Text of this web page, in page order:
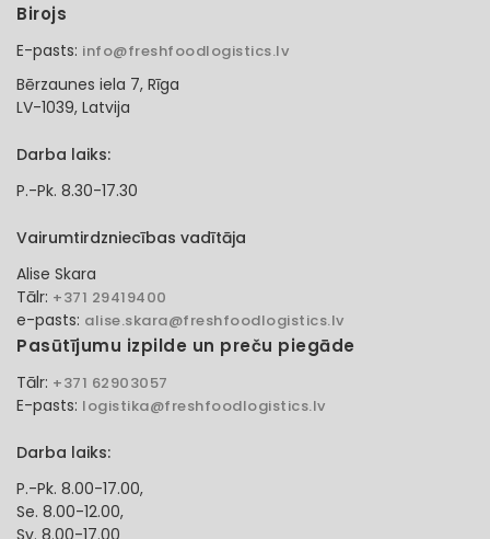
Birojs
E-pasts: info@freshfoodlogistics.lv
Bērzaunes iela 7, Rīga
LV-1039, Latvija
Darba laiks:
P.-Pk. 8.30-17.30
Vairumtirdzniecības vadītāja
Alise Skara
Tālr: +371 29419400
e-pasts: alise.skara@freshfoodlogistics.lv
Pasūtījumu izpilde un preču piegāde
Tālr: +371 62903057
E-pasts: logistika@freshfoodlogistics.lv
Darba laiks:
P.-Pk. 8.00-17.00,
Se. 8.00-12.00,
Sv. 8.00-17.00